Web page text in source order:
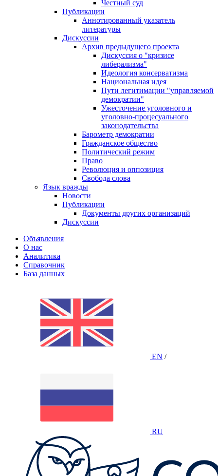
Честный суд
Публикации
Аннотированный указатель
литературы
Дискуссии
Архив предыдущего проекта
Дискуссия о "кризисе
либерализма"
Идеология консерватизма
Национальная идея
Пути легитимации "управляемой
демократии"
Ужесточение уголовного и
уголовно-процесуального
законодательства
Барометр демократии
Гражданское общество
Политический режим
Право
Революция и оппозиция
Свобода слова
Язык вражды
Новости
Публикации
Документы других организаций
Дискуссии
Объявления
О нас
Аналитика
Справочник
База данных
EN /
RU